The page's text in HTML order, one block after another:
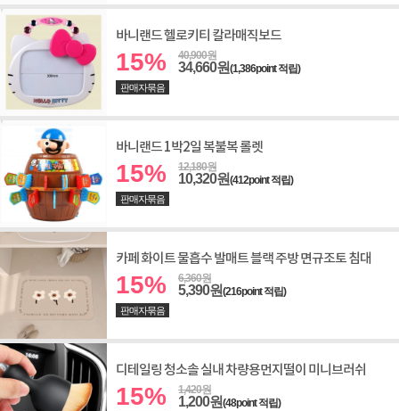
바니랜드 헬로키티 칼라매직보드
15% 40,900원
34,660원(1,386point 적립)
판매자묶음
바니랜드 1박2일 복불복 롤렛
15% 12,180원
10,320원(412point 적립)
판매자묶음
카페 화이트 물흡수 발매트 블랙 주방 면규조토 침대
15% 6,360원
5,390원(216point 적립)
판매자묶음
디테일링 청소솔 실내 차량용먼지떨이 미니브러쉬
15% 1,420원
1,200원(48point 적립)